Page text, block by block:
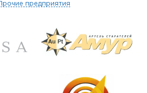
Прочие предприятия